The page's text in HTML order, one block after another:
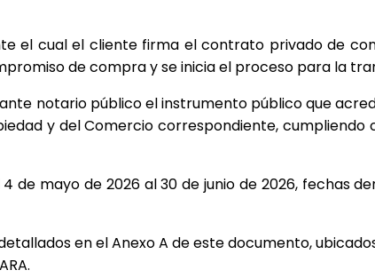
el cual el cliente firma el contrato privado de
de compra y se inicia el proceso para la
notario público el instrumento público que
y del Comercio correspondiente,
de mayo de 2026 al 30 de junio de 2026, fechas
en el Anexo A de este documento,